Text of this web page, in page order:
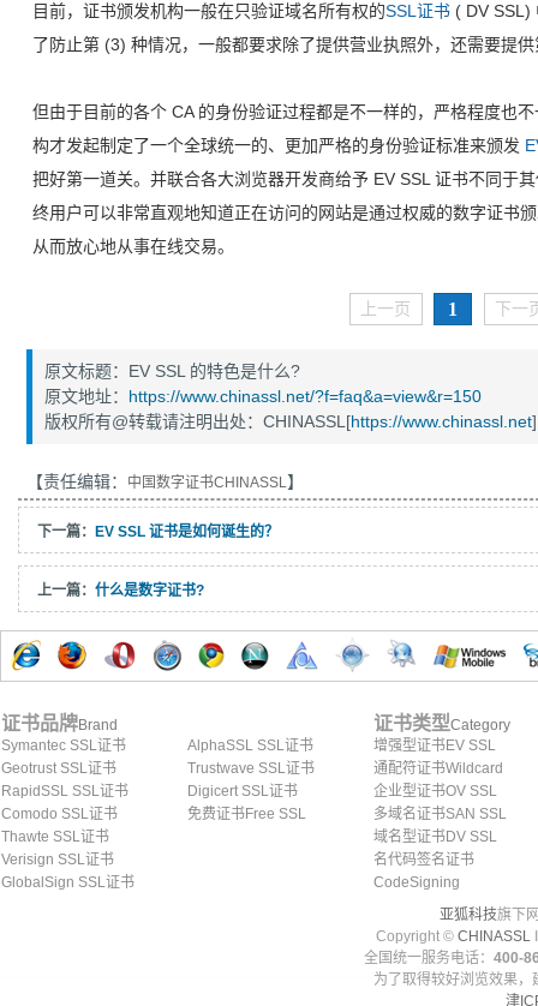
目前，证书颁发机构一般在只验证域名所有权的SSL证书 ( DV SSL)
了防止第 (3) 种情况，一般都要求除了提供营业执照外，还需要提
但由于目前的各个 CA 的身份验证过程都是不一样的，严格程度也
构才发起制定了一个全球统一的、更加严格的身份验证标准来颁发
把好第一道关。并联合各大浏览器开发商给予 EV SSL 证书不同于
终用户可以非常直观地知道正在访问的网站是通过权威的数字证书
从而放心地从事在线交易。
上一页 1 下一
原文标题：EV SSL 的特色是什么?
原文地址： https://www.chinassl.net/?f=faq&a=view&r=150
版权所有@转载请注明出处：CHINASSL[https://www.chinassl.net]
【责任编辑： 中国数字证书CHINASSL】
下一篇： EV SSL 证书是如何诞生的？
上一篇： 什么是数字证书?
证书品牌Brand
Symantec SSL证书
Geotrust SSL证书
RapidSSL SSL证书
Comodo SSL证书
Thawte SSL证书
Verisign SSL证书
GlobalSign SSL证书
AlphaSSL SSL证书
Trustwave SSL证书
Digicert SSL证书
免费证书Free SSL
证书类型Category
增强型证书EV SSL
通配符证书Wildcard
企业型证书OV SSL
多域名证书SAN SSL
域名型证书DV SSL
名代码签名证书
CodeSigning
亚狐科技旗下
Copyright © CHINASSL
全国统一服务电话： 400-
为了取得较好浏览效果
津